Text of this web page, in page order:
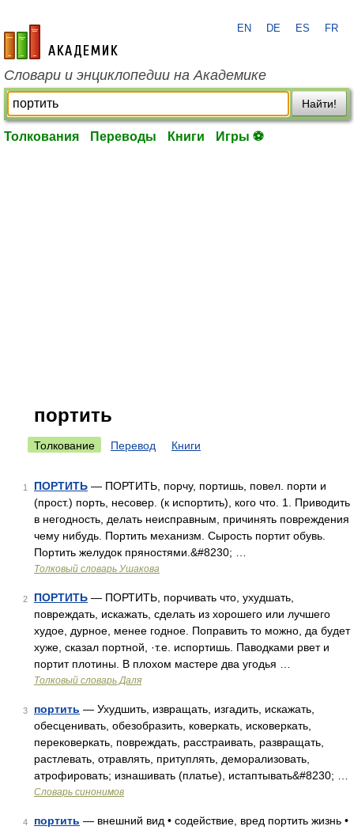
academic.ru
EN DE ES FR
Словари и энциклопедии на Академике
Найти!
Толкования Переводы Книги Игры ⚽
портить
Толкование Перевод Книги
1 ПОРТИТЬ — ПОРТИТЬ, порчу, портишь, повел. порти и
(прост.) порть, несовер. (к испортить), кого что. 1. Приводить
в негодность, делать неисправным, причинять повреждения
чему нибудь. Портить механизм. Сырость портит обувь.
Портить желудок пряностями.&#8230; …
Толковый словарь Ушакова
2 ПОРТИТЬ — ПОРТИТЬ, порчивать что, ухудшать,
повреждать, искажать, сделать из хорошего или лучшего
худое, дурное, менее годное. Поправить то можно, да будет
хуже, сказал портной, ·т.е. испортишь. Паводками рвет и
портит плотины. В плохом мастере два угодья …
Толковый словарь Даля
3 портить — Ухудшить, извращать, изгадить, искажать,
обесценивать, обезобразить, коверкать, исковеркать,
перековеркать, повреждать, расстраивать, развращать,
растлевать, отравлять, притуплять, деморализовать,
атрофировать; изнашивать (платье), истаптывать&#8230; …
Словарь синонимов
4 портить — внешний вид • содействие, вред портить жизнь •